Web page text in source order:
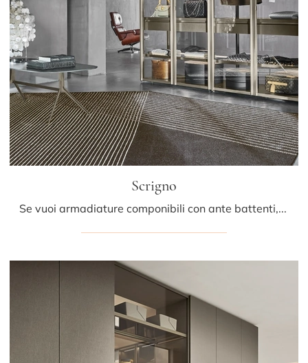
Scrigno
Se vuoi armadiature componibili con ante battenti, clicca e scopri l'armadio Scrigno di Sangiacomo in vetro.